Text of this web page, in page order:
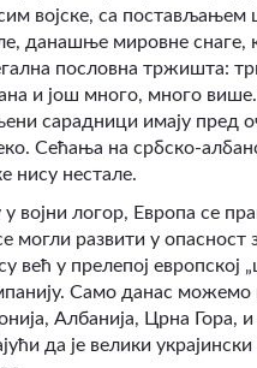
војске, са
данашње мировне снаге,
пословна тржишта:
и још много, много више.
сарадници имају пред
Сећања на србско-
нису нестале.
у војни логор, Европа се
могли развити у
већ у прелепој европској
Само данас
Албанија, Црна Гора,
да је велики